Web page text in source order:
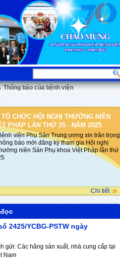
Thông báo của bệnh viện
CHỨC HỘI NGHỊ THƯỜNG NIÊN
PHÁP LẦN THỨ 25 - NĂM 2025
viện Phụ Sản Trung ương xin trân trọng
báo mời đăng ký tham gia Hội nghị
niên Sản Phụ khoa Việt Pháp lần thứ
Chi tiết
2425/YCBG-PSTW ngày
gửi: Các hãng sản xuất, nhà cung cấp tại
Nam